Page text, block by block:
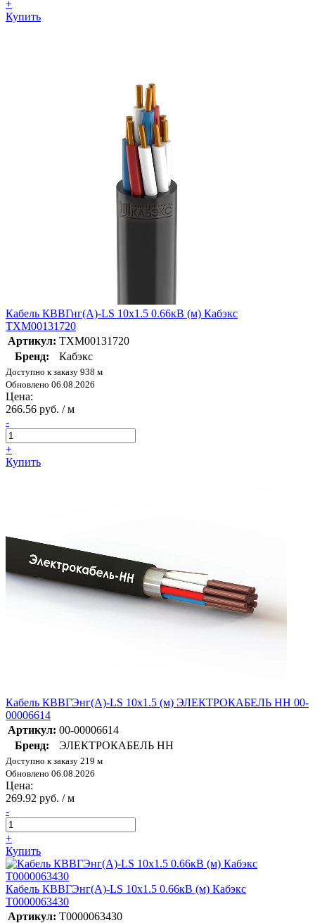
+
Купить
Кабель КВВГнг(А)-LS 10х1.5 0.66кВ (м) Кабэкс
ТХМ00131720
Артикул: ТХМ00131720
Бренд:
Кабэкс
Доступно к заказу 938 м
Обновлено 06.08.2026
Цена:
266.56 руб. / м
-
+
Купить
Кабель КВВГЭнг(А)-LS 10х1.5 (м) ЭЛЕКТРОКАБЕЛЬ НН 00-
00006614
Артикул: 00-00006614
Бренд:
ЭЛЕКТРОКАБЕЛЬ НН
Доступно к заказу 219 м
Обновлено 06.08.2026
Цена:
269.92 руб. / м
-
+
Купить
Кабель КВВГЭнг(А)-LS 10х1.5 0.66кВ (м) Кабэкс
Т0000063430
Артикул: Т0000063430